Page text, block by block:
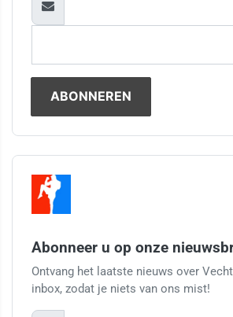
Abonneer u op onze
Ontvang het laatste nieuws over
inbox, zodat je niets van ons mist!